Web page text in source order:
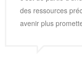
des ressources
avenir plus